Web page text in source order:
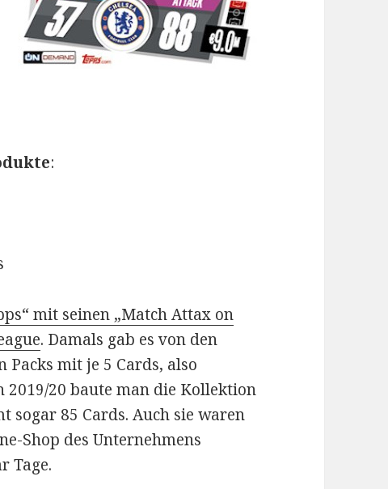
:
mit seinen „Match Attax on
. Damals gab es von den
mit je 5 Cards, also
2019/20 baute man die Kollektion
sogar 85 Cards. Auch sie waren
Shop des Unternehmens
Tage.